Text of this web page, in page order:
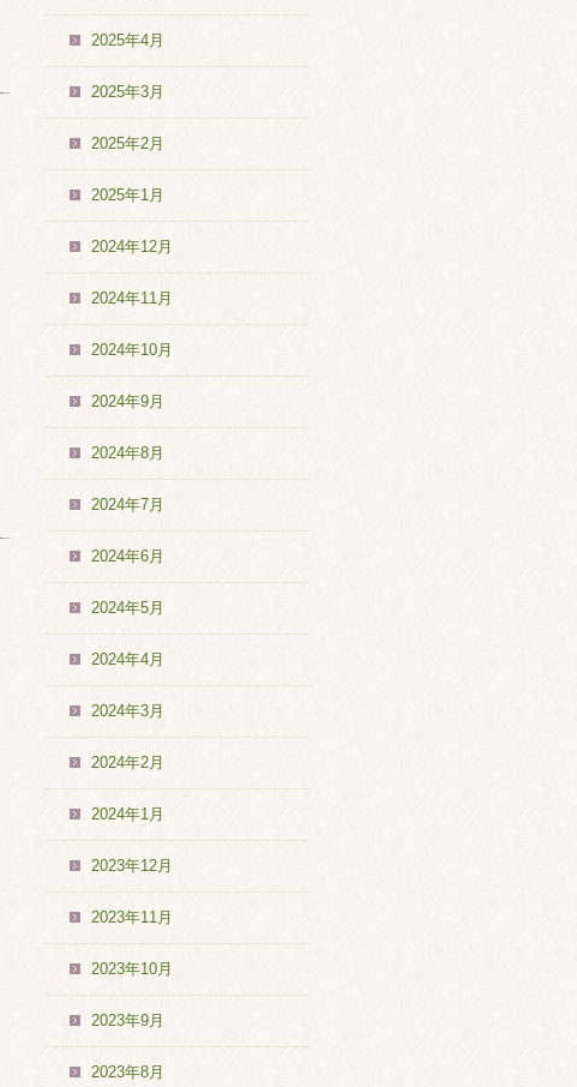
2025年4月
2025年3月
2025年2月
2025年1月
2024年12月
2024年11月
2024年10月
2024年9月
2024年8月
2024年7月
2024年6月
2024年5月
2024年4月
2024年3月
2024年2月
2024年1月
2023年12月
2023年11月
2023年10月
2023年9月
2023年8月